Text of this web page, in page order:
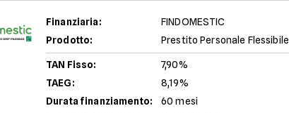
Finanziaria:
FINDOMESTIC
Prodotto:
Prestito Personale Flessibile
TAN Fisso:
7,90%
TAEG:
8,19%
Durata finanziamento:
60 mesi